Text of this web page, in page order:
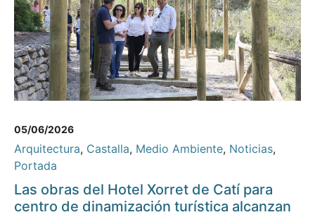
05/06/2026
Arquitectura, Castalla, Medio Ambiente, Noticias,
Portada
Las obras del Hotel Xorret de Catí para
centro de dinamización turística alcanzan